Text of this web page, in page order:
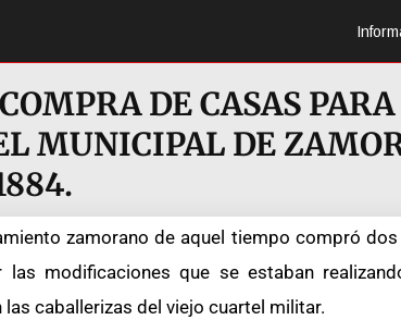
COMPRA DE CASAS
MUNICIPAL DE
zamorano de aquel tiempo compró dos
modificaciones que se estaban
caballerizas del viejo cuartel militar.